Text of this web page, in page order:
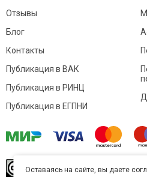
Отзывы
Блог
Контакты
Публикация в ВАК
Публикация в РИНЦ
Публикация в ЕГПНИ
произведение
Оставаясь на сайте, вы даете